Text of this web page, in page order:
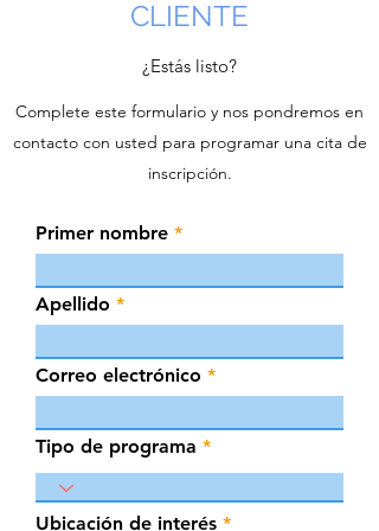
CLIENTE
¿Estás listo?
Complete este formulario y nos pondremos en
contacto con usted para programar una cita de
inscripción.
Primer nombre
Apellido
Correo electrónico
Tipo de programa
Ubicación de interés